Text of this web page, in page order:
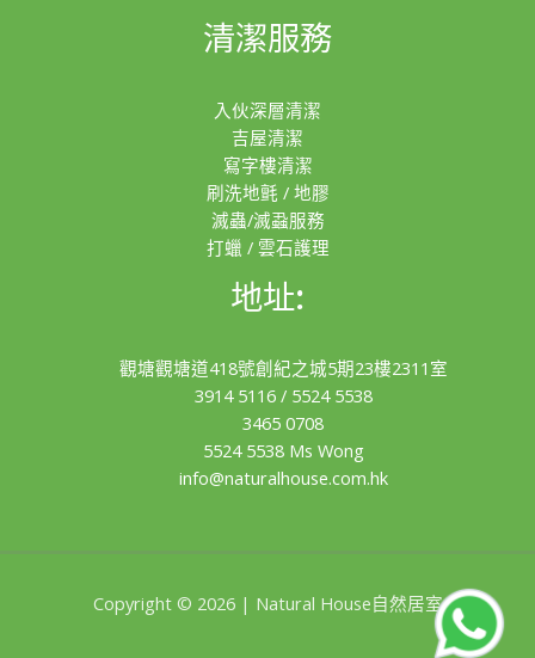
清潔服務
入伙深層清潔
吉屋清潔
寫字樓清潔
刷洗地氈 / 地膠
滅蟲/滅蝨服務
打蠟 / 雲石護理
地址:
觀塘觀塘道418號創紀之城5期23樓2311室
3914 5116/ 5524 5538
3465 0708
5524 5538 Ms Wong
info@naturalhouse.com.hk
Copyright © 2026 | Natural House自然居室